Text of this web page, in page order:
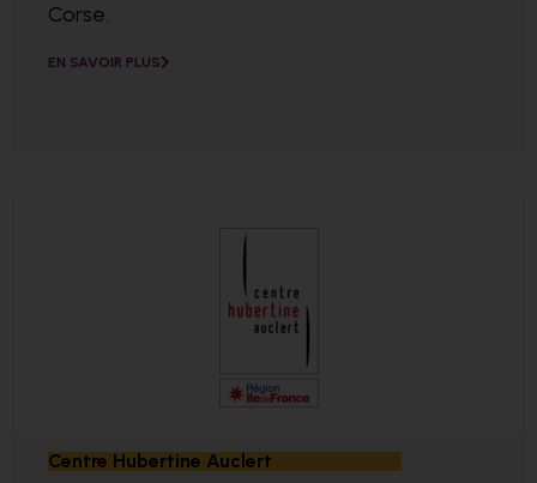
Corse.
EN SAVOIR PLUS
Centre Hubertine Auclert